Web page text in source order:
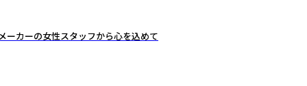
ーカーの女性スタッフから心を込めて